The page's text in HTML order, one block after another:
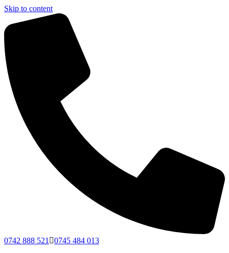
Skip to content
0742 888 521
0745 484 013